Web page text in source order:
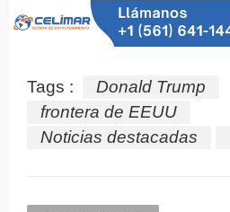
Tags :
Donald Trump
frontera de EEUU
Noticias destacadas